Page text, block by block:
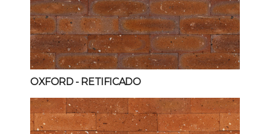
OXFORD- RETIFICADO